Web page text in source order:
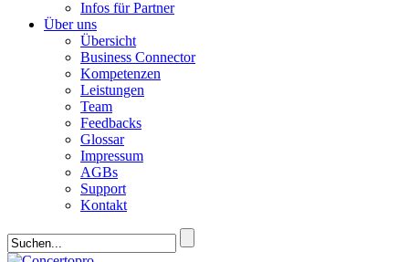
Infos für Partner
Über uns
Übersicht
Business Connector
Kompetenzen
Leistungen
Team
Feedbacks
Glossar
Impressum
AGBs
Support
Kontakt